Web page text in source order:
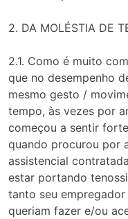
2. DA MOLÉSTIA DE
2.1. Como é muito
que no desempenho
mesmo gesto /
tempo, às vezes por
começou a sentir
quando procurou por
assistencial
estar portando
tanto seu
queriam fazer e/ou